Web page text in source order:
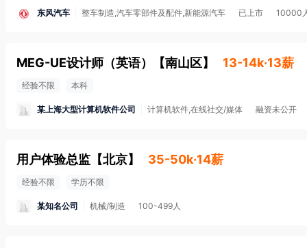
东风汽车 整车制造,汽车零部件及配件,新能源汽车 已上市 10000
MEG-UE设计师（英语） 【南山区】 13-14k·13薪
经验不限 本科
某上海大型计算机软件公司 计算机软件,在线社交/媒体 融资未公开
用户体验总监 【北京】 35-50k·14薪
经验不限 学历不限
某知名公司 机械/制造 100-499人